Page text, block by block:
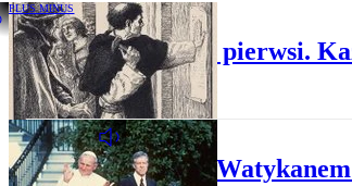
PLUS MINUS
Lefebryści nie byli pierwsi.
PLUS MINUS
Między